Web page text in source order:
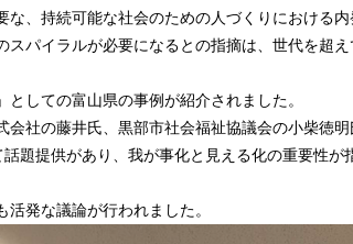
な、持続可能な社会のための人づくりにおける
パイラルが必要になるとの指摘は、世代を超え
しての富山県の事例が紹介されました。
会社の藤井氏、黒部市社会福祉協議会の小柴徳
題提供があり、我が事化と見える化の重要性が
発な議論が行われました。